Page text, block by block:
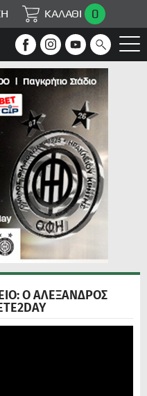
ΚΑΛΑΘΙ 0
Ο ΑΛΕΞΑΝΔΡΟΣ